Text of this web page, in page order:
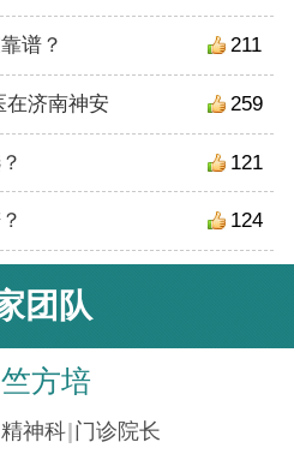
211
谱？
259
在济南神安
121
124
团队
竺方培
精神科 门诊院长